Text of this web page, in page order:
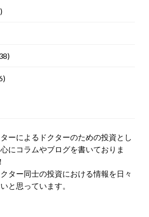
ーによるドクターのための投資とし
にコラムやブログを書いておりま
ター同士の投資における情報を日々
と思っています。